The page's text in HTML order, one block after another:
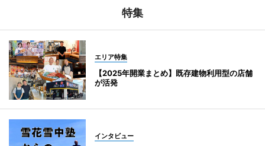
特集
エリア特集
【2025年開業まとめ】既存建物利用型の店舗
が活発
インタビュー